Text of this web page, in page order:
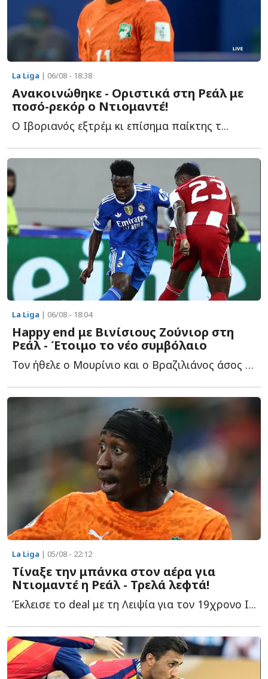
La Liga | 06/08 - 18:38
Ανακοινώθηκε - Οριστικά στη Ρεάλ με
ποσό-ρεκόρ ο Ντιομαντέ!
Ο Ιβοριανός εξτρέμ κι επίσημα παίκτης τ...
La Liga | 06/08 - 18:04
Happy end με Βινίσιους Ζούνιορ στη
Ρεάλ - Έτοιμο το νέο συμβόλαιο
Τον ήθελε ο Μουρίνιο και ο Βραζιλιάνος άσος τα βρήκε μ...
La Liga | 05/08 - 22:12
Τίναξε την μπάνκα στον αέρα για
Ντιομαντέ η Ρεάλ - Τρελά λεφτά!
Έκλεισε το deal με τη Λειψία για τον 19χρονο Ι...